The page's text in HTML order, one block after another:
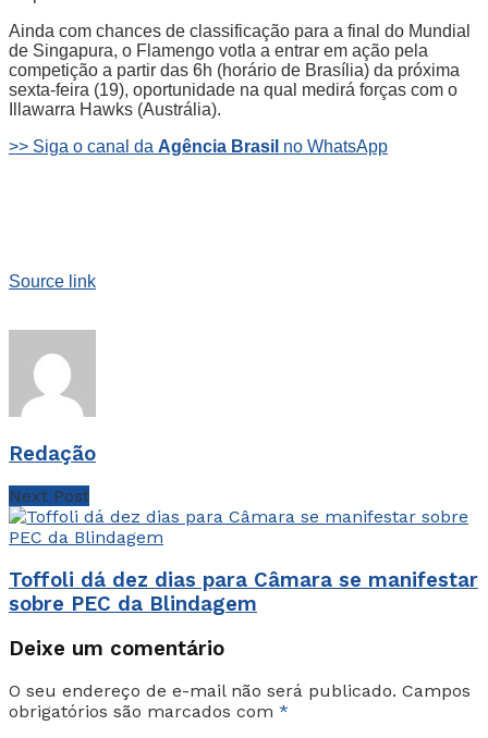
Ainda com chances de classificação para a final do Mundial
de Singapura, o Flamengo votla a entrar em ação pela
competição a partir das 6h (horário de Brasília) da próxima
sexta-feira (19), oportunidade na qual medirá forças com o
Illawarra Hawks (Austrália).
>> Siga o canal da Agência Brasil no WhatsApp
Source link
Redação
Next Post
Toffoli dá dez dias para Câmara se manifestar
sobre PEC da Blindagem
Deixe um comentário
O seu endereço de e-mail não será publicado. Campos
obrigatórios são marcados com *